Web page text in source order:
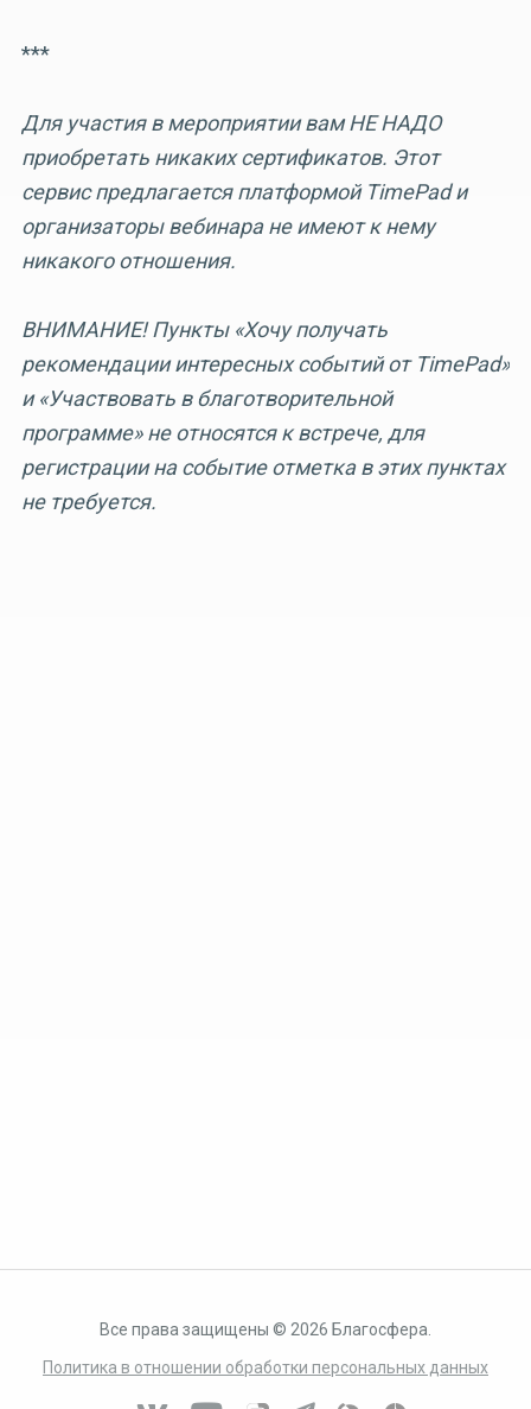
***
Для участия в мероприятии вам НЕ НАДО
приобретать никаких сертификатов. Этот
сервис предлагается платформой TimePad и
организаторы вебинара не имеют к нему
никакого отношения.
ВНИМАНИЕ! Пункты «Хочу получать
рекомендации интересных событий от TimePad»
и «Участвовать в благотворительной
программе» не относятся к встрече, для
регистрации на событие отметка в этих пунктах
не требуется.
Все права защищены © 2026 Благосфера.
Политика в отношении обработки персональных данных